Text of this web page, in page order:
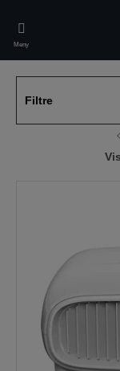
main
content
Meny
Filtre